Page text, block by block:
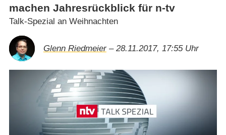
machen Jahresrückblick für n-tv
Talk-Spezial an Weihnachten
Glenn Riedmeier– 28.11.2017, 17:55 Uhr